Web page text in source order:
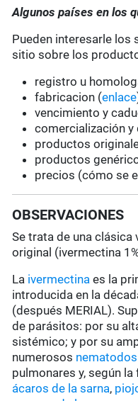
Algunos países en los
Pueden interesarle los
sitio sobre los
registro u
fabricacion (enlace
vencimiento y
comercialización
productos
productos
precios (cómo se
OBSERVACIONES
Se trata de una clásica
original (ivermectina
La ivermectina es la
introducida en la
(después MERIAL).
de parásitos: por su
sistémico; y por su
numerosos nematodos
pulmonares y, según
ácaros de la sarna,